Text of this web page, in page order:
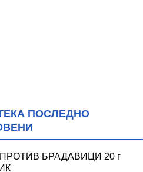
ПОСЛЕДНО
БРАДАВИЦИ 20 г